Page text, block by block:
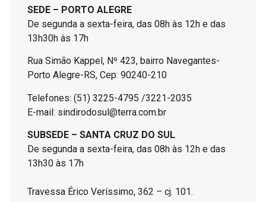
SEDE – PORTO ALEGRE
De segunda a sexta-feira, das 08h às 12h e das
13h30h às 17h
Rua Simão Kappel, Nº 423, bairro Navegantes-
Porto Alegre-RS, Cep: 90240-210
Telefones: (51) 3225-4795 /3221-2035
E-mail: sindirodosul@terra.com.br
SUBSEDE – SANTA CRUZ DO SUL
De segunda a sexta-feira, das 08h às 12h e das
13h30 às 17h
Travessa Érico Veríssimo, 362 – cj. 101.